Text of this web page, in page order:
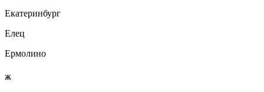
Екатеринбург
Елец
Ермолино
Ж